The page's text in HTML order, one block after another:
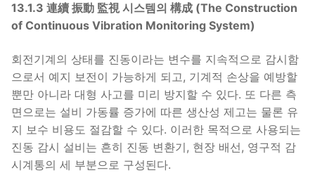
13.1.3 連續 振動 監視 시스템의 構成 (The Construction
of Continuous Vibration Monitoring System)
회전기계의 상태를 진동이라는 변수를 지속적으로 감시함
으로서 예지 보전이 가능하게 되고, 기계적 손상을 예방할
뿐만 아니라 대형 사고를 미리 방지할 수 있다. 또 다른 측
면으로는 설비 가동률 증가에 따른 생산성 제고는 물론 유
지 보수 비용도 절감할 수 있다. 이러한 목적으로 사용되는
진동 감시 설비는 흔히 진동 변환기, 현장 배선, 영구적 감
시계통의 세 부분으로 구성된다.